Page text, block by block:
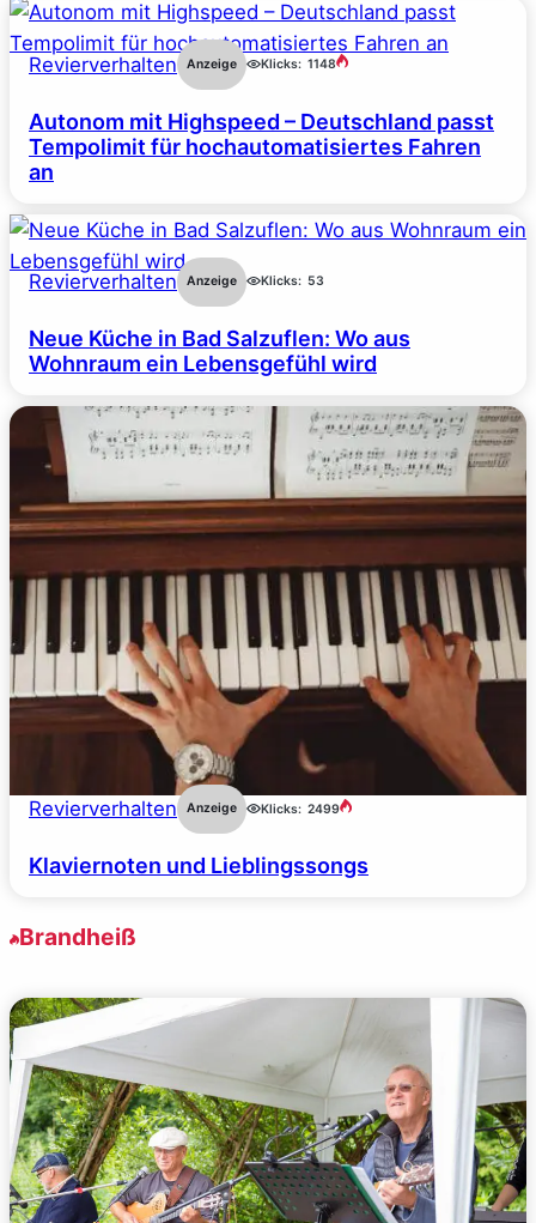
Revierverhalten Anzeige Klicks: 1148
Autonom mit Highspeed – Deutschland passt
Tempolimit für hochautomatisiertes Fahren
an
Revierverhalten Anzeige Klicks: 53
Neue Küche in Bad Salzuflen: Wo aus
Wohnraum ein Lebensgefühl wird
Revierverhalten Anzeige Klicks: 2499
Klaviernoten und Lieblingssongs
Brandheiß